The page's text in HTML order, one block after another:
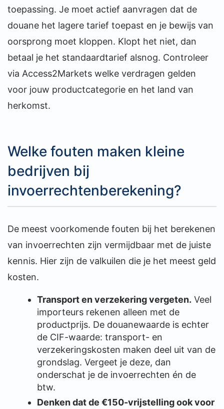
toepassing. Je moet actief aanvragen dat de
douane het lagere tarief toepast en je bewijs van
oorsprong moet kloppen. Klopt het niet, dan
betaal je het standaardtarief alsnog. Controleer
via Access2Markets welke verdragen gelden
voor jouw productcategorie en het land van
herkomst.
Welke fouten maken kleine
bedrijven bij
invoerrechtenberekening?
De meest voorkomende fouten bij het berekenen
van invoerrechten zijn vermijdbaar met de juiste
kennis. Hier zijn de valkuilen die je het meest geld
kosten.
Transport en verzekering vergeten. Veel
importeurs rekenen alleen met de
productprijs. De douanewaarde is echter
de CIF-waarde: transport- en
verzekeringskosten maken deel uit van de
grondslag. Vergeet je deze, dan
onderschat je de invoerrechten én de
btw.
Denken dat de €150-vrijstelling ook voor